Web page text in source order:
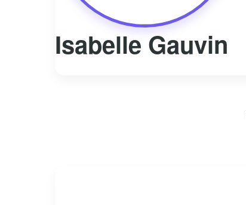
Isabelle Gauvin